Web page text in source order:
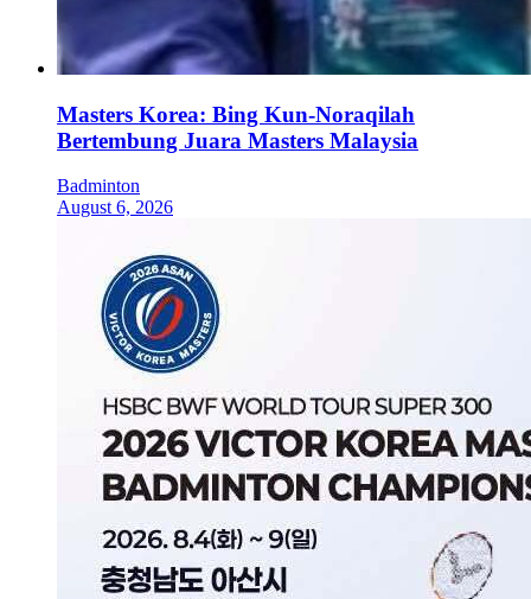
Masters Korea: Bing Kun-Noraqilah
Bertembung Juara Masters Malaysia
Badminton
August 6, 2026